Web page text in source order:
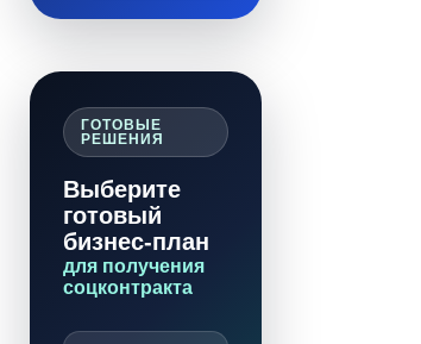
ГОТОВЫЕ
РЕШЕНИЯ
Выберите
готовый
бизнес-план
для получения
соцконтракта